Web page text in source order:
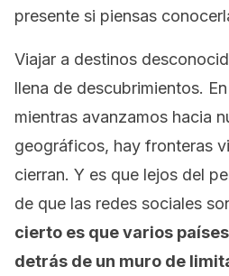
presente si piensas
Viajar a destinos
llena de descubrimientos.
mientras avanzamos hacia
geográficos, hay fronteras
cierran. Y es que lejos del
de que las redes sociales
cierto es que varios
detrás de un muro de